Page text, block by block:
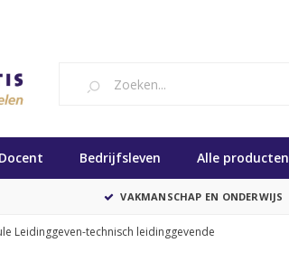
Docent Bedrijfsleven Alle producten
VAKMANSCHAP EN ONDERWIJS
Leidinggeven-technisch leidinggevende